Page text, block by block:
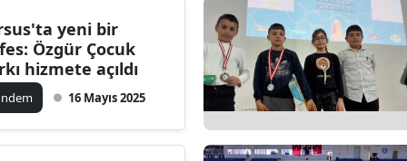
yeni bir
Özgür Çocuk
hizmete açıldı
16 Mayıs 2025